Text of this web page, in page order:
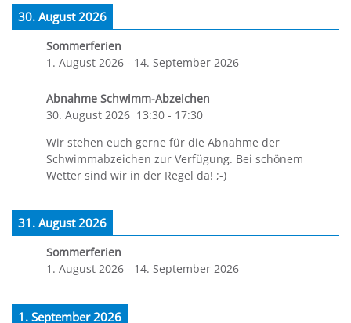
30. August 2026
Sommerferien
1. August 2026 - 14. September 2026
Abnahme Schwimm-Abzeichen
30. August 2026 13:30 - 17:30
Wir stehen euch gerne für die Abnahme der
Schwimmabzeichen zur Verfügung. Bei schönem
Wetter sind wir in der Regel da! ;-)
31. August 2026
Sommerferien
1. August 2026 - 14. September 2026
1. September 2026